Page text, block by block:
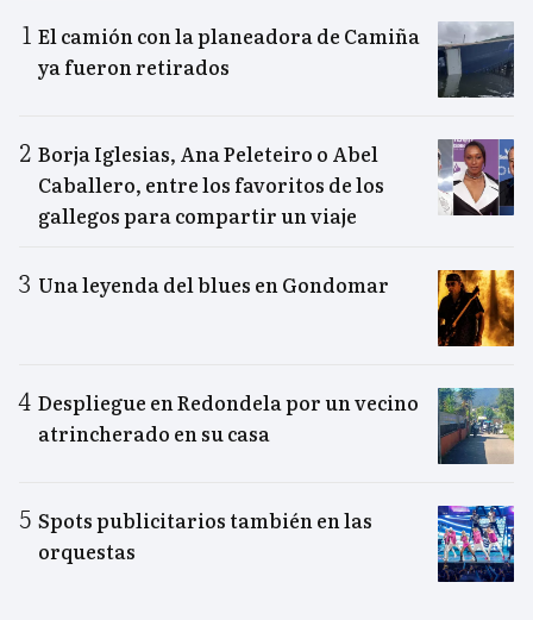
El camión con la planeadora de Camiña
ya fueron retirados
Borja Iglesias, Ana Peleteiro o Abel
Caballero, entre los favoritos de los
gallegos para compartir un viaje
Una leyenda del blues en Gondomar
Despliegue en Redondela por un vecino
atrincherado en su casa
Spots publicitarios también en las
orquestas